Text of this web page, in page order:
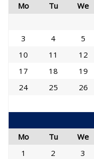
Mo
Tu We
3
4 5
10
11 12
17
18 19
24
25 26
Mo
Tu We
1
2 3